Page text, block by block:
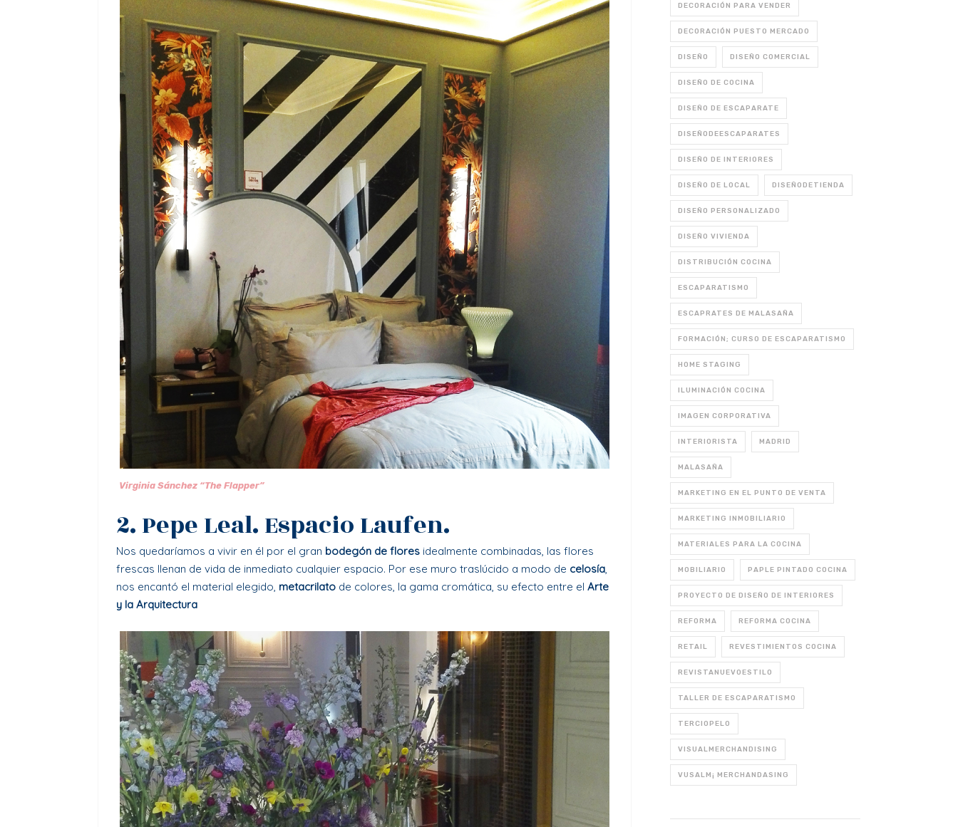
Virginia Sánchez “The Flapper”
2. Pepe Leal. Espacio Laufen.
Nos quedaríamos a vivir en él por el gran bodegón de flores idealmente combinadas, las flores
frescas llenan de vida de inmediato cualquier espacio. Por ese muro traslúcido a modo de celosía,
nos encantó el material elegido, metacrilato de colores, la gama cromática, su efecto entre el Arte
y la Arquitectura
DECORACIÓN PARA VENDER
DECORACIÓN PUESTO MERCADO
DISEÑO DISEÑO COMERCIAL
DISEÑO DE COCINA
DISEÑO DE ESCAPARATE
DISEÑODEESCAPARATES
DISEÑO DE INTERIORES
DISEÑO DE LOCAL DISEÑODETIENDA
DISEÑO PERSONALIZADO
DISEÑO VIVIENDA
DISTRIBUCIÓN COCINA
ESCAPARATISMO
ESCAPRATES DE MALASAÑA
FORMACIÓN; CURSO DE ESCAPARATISMO
HOME STAGING
ILUMINACIÓN COCINA
IMAGEN CORPORATIVA
INTERIORISTA MADRID
MALASAÑA
MARKETING EN EL PUNTO DE VENTA
MARKETING INMOBILIARIO
MATERIALES PARA LA COCINA
MOBILIARIO PAPLE PINTADO COCINA
PROYECTO DE DISEÑO DE INTERIORES
REFORMA REFORMA COCINA
RETAIL REVESTIMIENTOS COCINA
REVISTANUEVOESTILO
TALLER DE ESCAPARATISMO
TERCIOPELO
VISUALMERCHANDISING
VUSALM¡ MERCHANDASING